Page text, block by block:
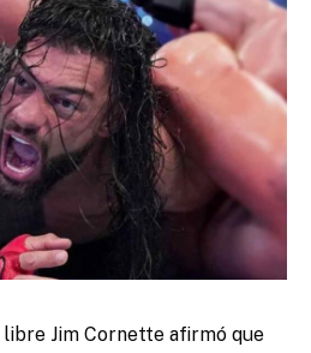
Jim Cornette afirmó que